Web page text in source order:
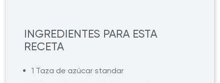
INGREDIENTES PARA ESTA
RECETA
1 Taza de azúcar standar